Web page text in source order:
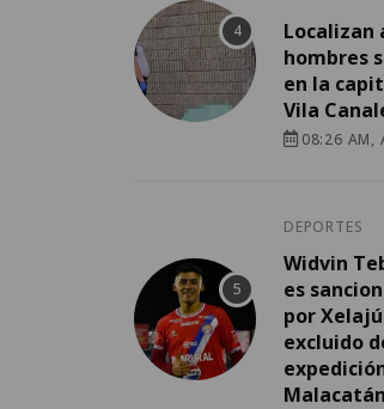
Localizan
hombres
en la
Vila
08:26 AM,
DEPORTES
Widvin
es
por
excluido
Malacatán